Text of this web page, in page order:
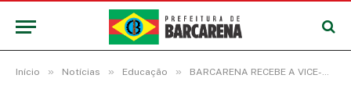
Início » Notícias » Educação » BARCARENA RECEBE A VICE-GOVERNADORA HANA GHASSAN NA FESTA DO NATAL DA GENTE